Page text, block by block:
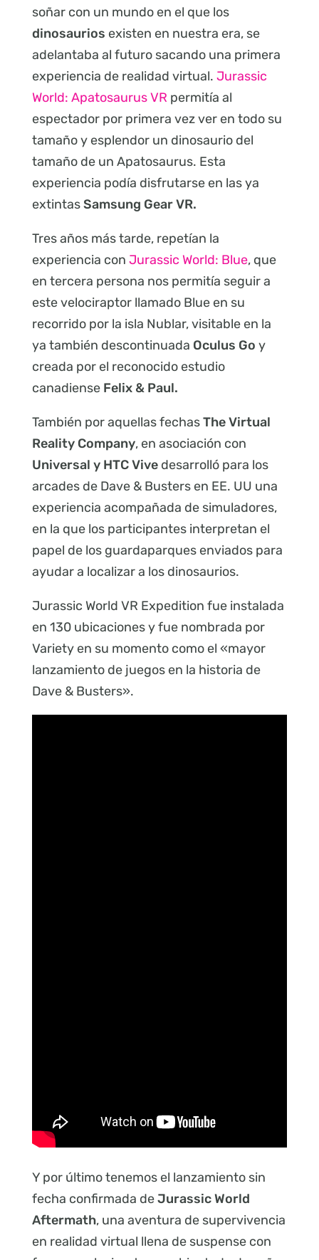
soñar con un mundo en el que los
dinosaurios existen en nuestra era, se
adelantaba al futuro sacando una primera
experiencia de realidad virtual. Jurassic
World: Apatosaurus VR permitía al
espectador por primera vez ver en todo su
tamaño y esplendor un dinosaurio del
tamaño de un Apatosaurus. Esta
experiencia podía disfrutarse en las ya
extintasSamsung Gear VR.
Tres años más tarde, repetían la
experiencia con Jurassic World: Blue, que
en tercera persona nos permitía seguir a
este velociraptor llamado Blue en su
recorrido por la isla Nublar, visitable en la
ya también descontinuada Oculus Go y
creada por el reconocido estudio
canadiense Felix & Paul.
También por aquellas fechasThe Virtual
Reality Company, en asociación con
Universal y HTC Vive desarrolló para los
arcades de Dave & Busters en EE. UU una
experiencia acompañada de simuladores,
en la que los participantes interpretan el
papel de los guardaparques enviados para
ayudar a localizar a los dinosaurios.
Jurassic World VR Expedition fue instalada
en 130 ubicaciones y fue nombrada por
Variety en su momento como el «mayor
lanzamiento de juegos en la historia de
Dave & Busters».
Y por último tenemos el lanzamiento sin
fecha confirmada deJurassic World
Aftermath, una aventura de supervivencia
en realidad virtual llena de suspense con